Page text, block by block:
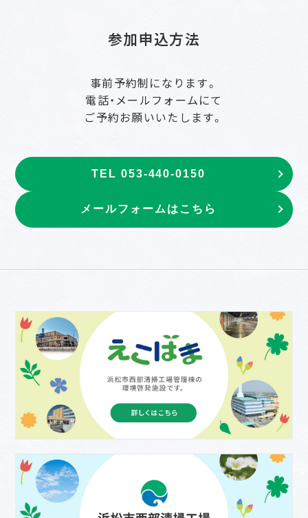
参加申込方法
事前予約制になります。
電話・メールフォームにて
ご予約お願いいたします。
TEL 053-440-0150
メールフォームはこちら